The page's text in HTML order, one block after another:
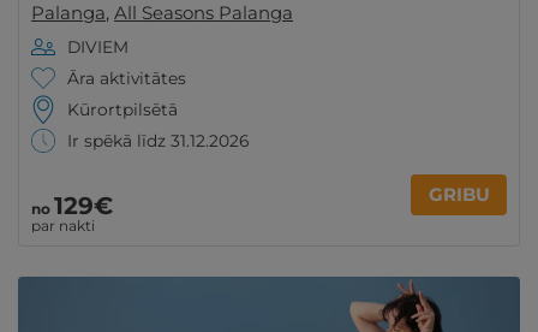
Palanga, All Seasons Palanga
DIVIEM
Āra aktivitātes
Kūrortpilsētā
Ir spēkā līdz 31.12.2026
no 129€
par nakti
GRIBU